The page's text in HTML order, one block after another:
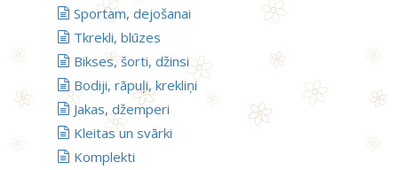
Sportam, dejošanai
Tkrekli, blūzes
Bikses, šorti, džinsi
Bodiji, rāpuļi, krekliņi
Jakas, džemperi
Kleitas un svārki
Komplekti